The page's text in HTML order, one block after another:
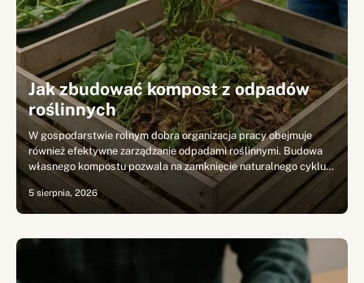
Jak zbudować kompost z odpadów
roślinnych
W gospodarstwie rolnym dobra organizacja pracy obejmuje
również efektywne zarządzanie odpadami roślinnymi. Budowa
własnego kompostu pozwala na zamknięcie naturalnego cyklu…
5 sierpnia, 2026